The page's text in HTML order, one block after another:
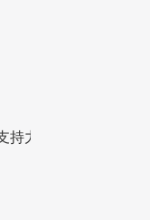
度，例如《中